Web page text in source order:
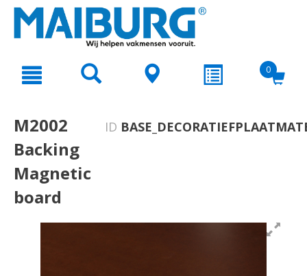
text.skipToNavigation
0
M2002
Backing
Magnetic
board
ID